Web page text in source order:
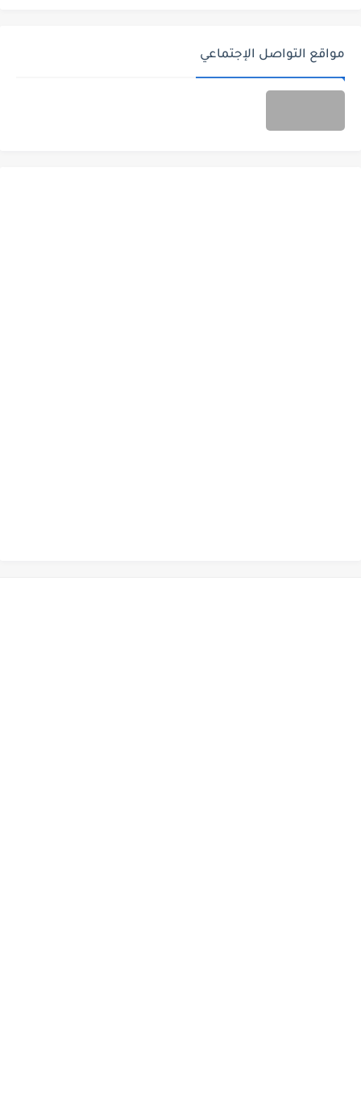
مواقع التواصل الإجتماعي